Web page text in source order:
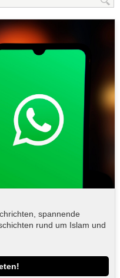
spannende
rund um Islam und